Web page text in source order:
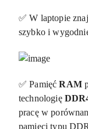
✅ W laptopie
szybko i
✅ PamięćRAM
technologię
pracę w
pamięci typu